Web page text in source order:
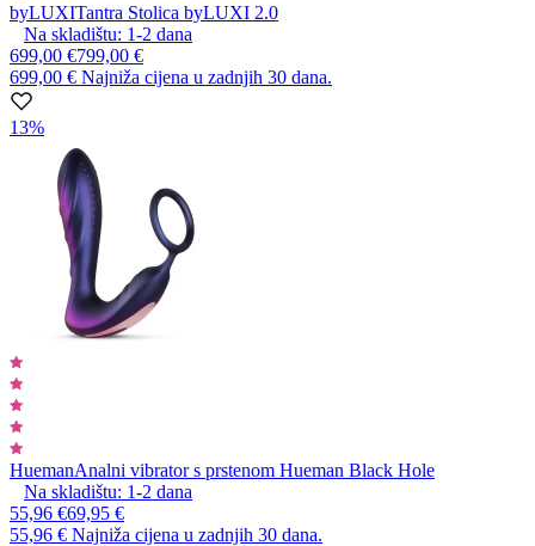
byLUXITantra Stolica byLUXI 2.0
Na skladištu: 1-2 dana
699,00 €799,00 €
699,00 € Najniža cijena u zadnjih 30 dana.
13%
HuemanAnalni vibrator s prstenom Hueman Black Hole
Na skladištu: 1-2 dana
55,96 €69,95 €
55,96 € Najniža cijena u zadnjih 30 dana.